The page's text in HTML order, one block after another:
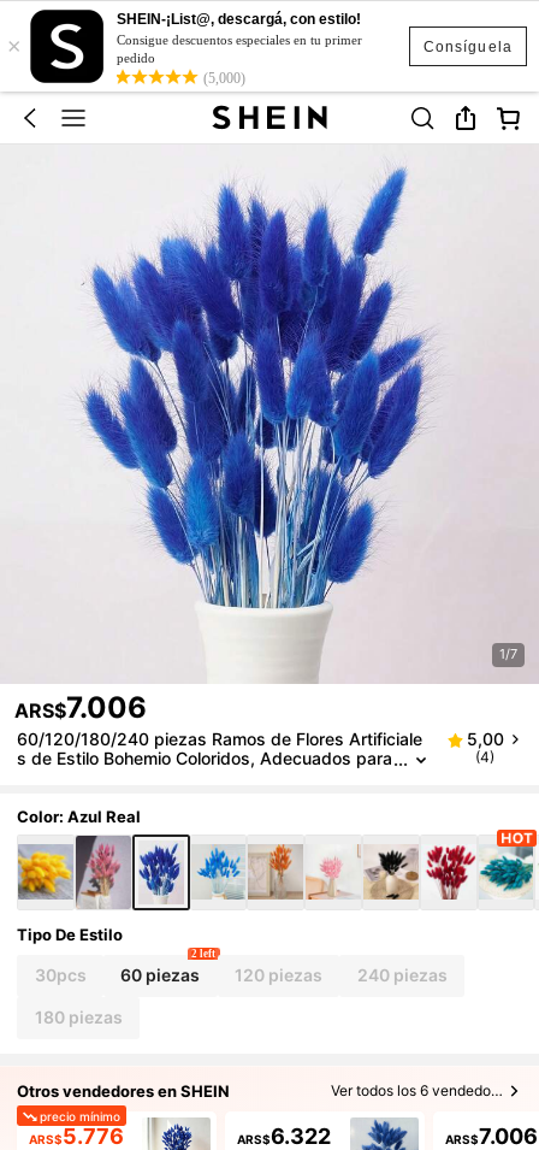
Consíguela
×
SHEIN-¡List@, descargá, con estilo!
Consigue descuentos especiales en tu primer
pedido
(5,000)
1/7
ARS$7.006
60/120/180/240 piezas Ramos de Flores Artificiale
s de Estilo Bohemio Coloridos, Adecuados para
Madre y Regalos del Día de San Valentín
5,00
(4)
Color: Azul Real
Tipo De Estilo
30pcs 60 piezas
2 left
120 piezas 240 piezas
180 piezas
Otros vendedores en SHEIN Ver todos los 6 vendedores
precio mínimo
ARS$5.776 ARS$6.322 ARS$7.006